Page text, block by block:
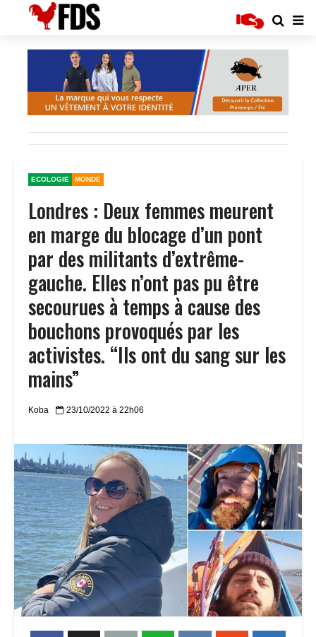
ECOLOGIE MONDE
Londres : Deux femmes meurent
en marge du blocage d’un pont
par des militants d’extrême-
gauche. Elles n’ont pas pu être
secourues à temps à cause des
bouchons provoqués par les
activistes. “Ils ont du sang sur les
mains”
Koba 23/10/2022 à 22h06